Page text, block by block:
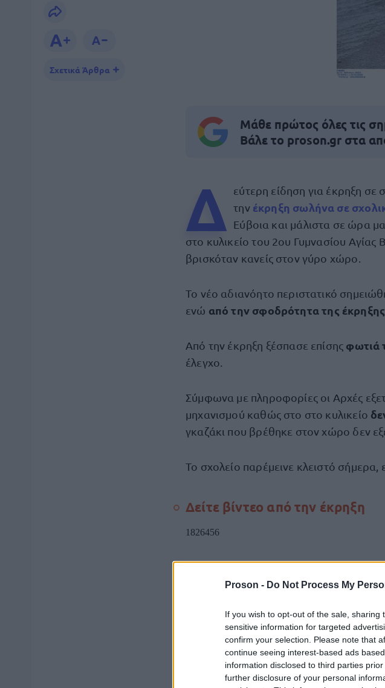
Proson - Do Not Process My
If you wish to opt-out of the sale,
sensitive information for targeted
confirm your selection. Please note that
continue seeing interest-based ads
information disclosed to third parties
further disclosure of your personal
Σχετικά Άρθρα
Μάθε πρώτος όλες τις
Βάλε το proson.gr στα
Δ εύτερη είδηση για έκρηξη σε
την έκρηξη σωλήνα σε
Εύβοια και μάλιστα σε ώρα
στο κυλικείο του 2ου Γυμνασίου
βρισκόταν κανείς στον γύρο χώρο.
Το νέο αδιανόητο περιστατικό
ενώ από την σφοδρότητα της
Από την έκρηξη ξέσπασε επίσης φωτιά
έλεγχο.
Σύμφωνα με πληροφορίες οι Αρχές
μηχανισμού καθώς στο στο κυλικείο
γκαζάκι που βρέθηκε στον χώρο δεν
Το σχολείο παρέμεινε κλειστό σήμερα,
Δείτε βίντεο από την έκρηξη